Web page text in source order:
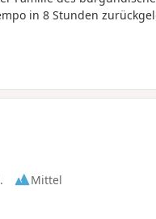
in 8 Stunden
Mittel